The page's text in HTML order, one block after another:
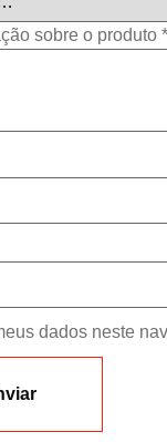
sobre o produto *
dados neste